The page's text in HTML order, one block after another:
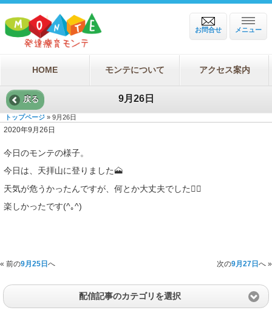
メニュー
お問合せ
HOME モンテについて アクセス案内
戻る 9月26日
トップページ » 9月26日
2020年9月26日
今日のモンテの様子。
今日は、天拝山に登りました🗻
天気が危うかったんですが、何とか大丈夫でした🙆‍♂️
楽しかったです(^｡^)
« 前の9月25日 へ 次の9月27日 へ »
配信記事のカテゴリを選択